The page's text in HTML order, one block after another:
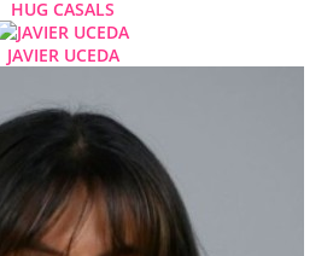
HUG CASALS
JAVIER UCEDA